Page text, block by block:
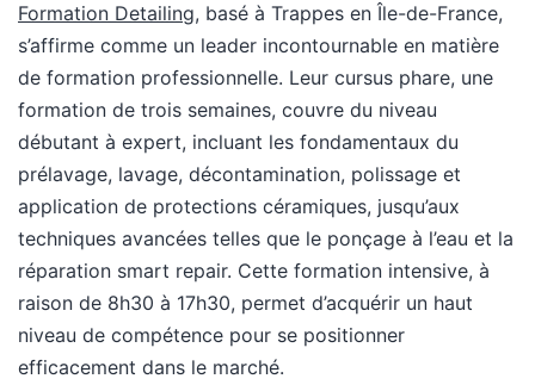
Formation Detailing, basé à Trappes en Île-de-France,
s’affirme comme un leader incontournable en matière
de formation professionnelle. Leur cursus phare, une
formation de trois semaines, couvre du niveau
débutant à expert, incluant les fondamentaux du
prélavage, lavage, décontamination, polissage et
application de protections céramiques, jusqu’aux
techniques avancées telles que le ponçage à l’eau et la
réparation smart repair. Cette formation intensive, à
raison de 8h30 à 17h30, permet d’acquérir un haut
niveau de compétence pour se positionner
efficacement dans le marché.